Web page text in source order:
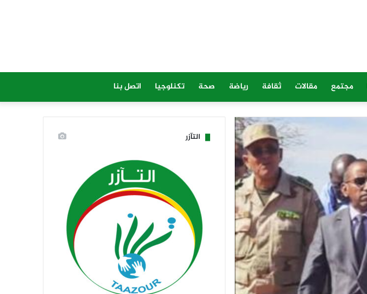
مجتمع مقالات ثقافة رياضة صحة تكنلوجيا اتصل بنا
التآزر